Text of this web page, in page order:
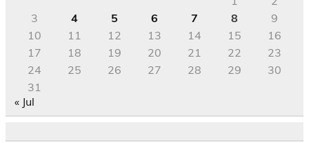
3
4 5 6 7 8
9
10
11 12 13 14 15
16
17
18 19 20 21 22
23
24
25 26 27 28 29
30
31
« Jul